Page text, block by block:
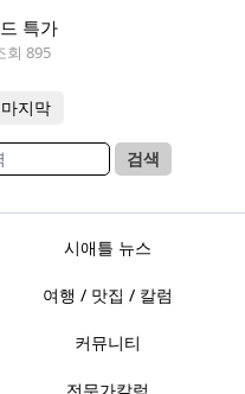
특가
회 895
마지막
검색
시애틀 뉴스
여행 / 맛집 / 칼럼
커뮤니티